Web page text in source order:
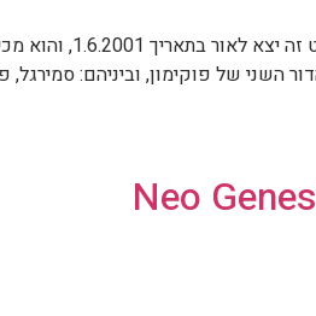
של פוקימון, וביניהם: סמירגל,